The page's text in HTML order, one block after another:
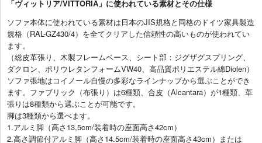
「ヴィットリア/VITTORIA」に使われている素材とその仕様
ソファ本体に使われている素材は日本のJIS規格と同格のドイツ家具製造
規格（RAL-GZ430/4）を全てクリアした信頼性の高いものが使われてい
ます。
（総皮革張り、木製フレームベース、シート部：ジグザグスプリング、
ダクロン、ポリウレタンフォームVW40、高品質ポリエステル綿Diolen）
ソファ張地はコイノール自慢の多彩なラインナップから選ぶことができ
ます。ファブリック（布張り）は6種類、合皮（Alcantara）が1種類、革
張りは8種類から選ぶことが可能です。
脚は3種類から選べます。
1.アルミ脚（高さ13,5cm/装着時の座面高さ42cm）
2.高さ調節付アルミ脚（高さ14.5cm/装着時の座面高さ43cm）または